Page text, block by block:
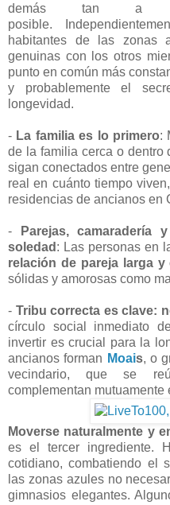
demás tan a
posible.
habitantes de las zonas
genuinas con los otros
punto en común más
y probablemente el
longevidad.
- La familia es lo primero:
de la familia cerca o dentro
sigan conectados entre
real en cuánto tiempo
residencias de ancianos en
-
Parejas, camaradería
soledad : Las personas en
relación de pareja larga y
sólidas y amorosas como
- Tribu correcta es clave:
círculo social inmediato
invertir es crucial para la
ancianos forman Moais, o
vecindario, que se
complementan mutuamente
Moverse naturalmente y
es el tercer ingrediente.
cotidiano, combatiendo el
las zonas azules no
gimnasios elegantes.